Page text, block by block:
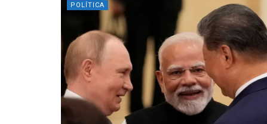
POLÍTICA